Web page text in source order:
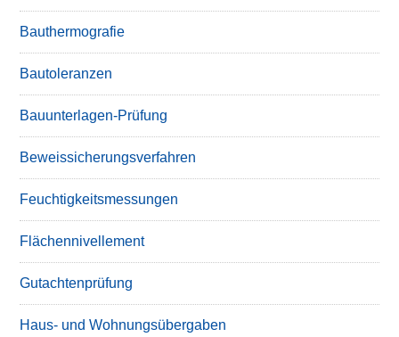
Bauthermografie
Bautoleranzen
Bauunterlagen-Prüfung
Beweissicherungsverfahren
Feuchtigkeitsmessungen
Flächennivellement
Gutachtenprüfung
Haus- und Wohnungsübergaben